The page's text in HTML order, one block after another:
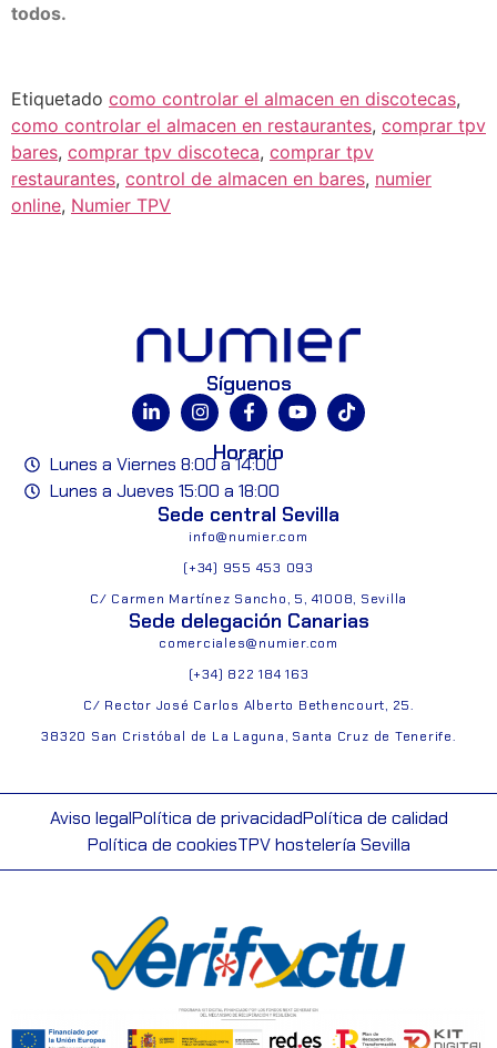
todos.
Etiquetado como controlar el almacen en discotecas,
como controlar el almacen en restaurantes, comprar tpv
bares, comprar tpv discoteca, comprar tpv
restaurantes, control de almacen en bares, numier
online, Numier TPV
Síguenos
Horario
Lunes a Viernes 8:00 a 14:00
Lunes a Jueves 15:00 a 18:00
Sede central Sevilla
info@numier.com
(+34) 955 453 093
C/ Carmen Martínez Sancho, 5, 41008, Sevilla
Sede delegación Canarias
comerciales@numier.com
(+34) 822 184 163
C/ Rector José Carlos Alberto Bethencourt, 25.
38320 San Cristóbal de La Laguna, Santa Cruz de Tenerife.
Aviso legalPolítica de privacidadPolítica de calidad
Política de cookiesTPV hostelería Sevilla